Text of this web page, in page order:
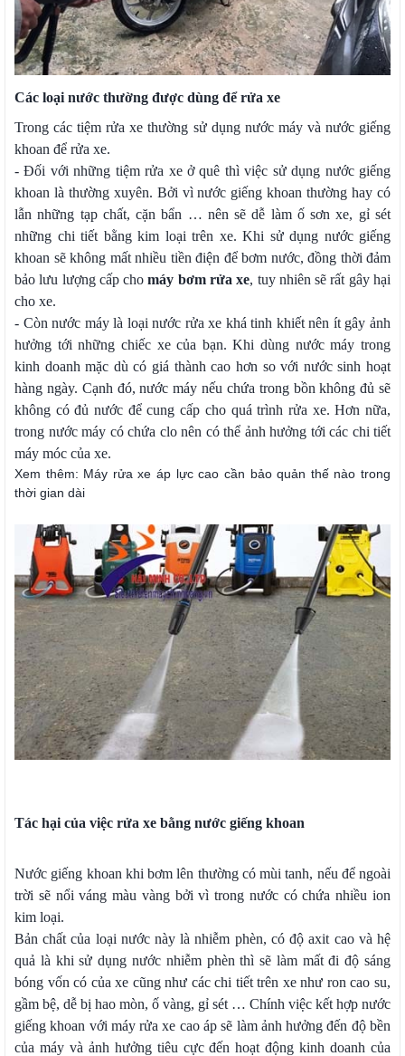
Các loại nước thường được dùng để rửa xe
Trong các tiệm rửa xe thường sử dụng nước máy và nước giếng
khoan để rửa xe.
- Đối với những tiệm rửa xe ở quê thì việc sử dụng nước giếng
khoan là thường xuyên. Bởi vì nước giếng khoan thường hay có
lẫn những tạp chất, cặn bẩn … nên sẽ dễ làm ố sơn xe, gỉ sét
những chi tiết bằng kim loại trên xe. Khi sử dụng nước giếng
khoan sẽ không mất nhiều tiền điện để bơm nước, đồng thời đảm
bảo lưu lượng cấp chomáy bơm rửa xe, tuy nhiên sẽ rất gây hại
cho xe.
- Còn nước máy là loại nước rửa xe khá tinh khiết nên ít gây ảnh
hưởng tới những chiếc xe của bạn. Khi dùng nước máy trong
kinh doanh mặc dù có giá thành cao hơn so với nước sinh hoạt
hàng ngày. Cạnh đó, nước máy nếu chứa trong bồn không đủ sẽ
không có đủ nước để cung cấp cho quá trình rửa xe. Hơn nữa,
trong nước máy có chứa clo nên có thể ảnh hưởng tới các chi tiết
máy móc của xe.
Xem thêm: Máy rửa xe áp lực cao cần bảo quản thế nào trong
thời gian dài
Tác hại của việc rửa xe bằng nước giếng khoan
Nước giếng khoan khi bơm lên thường có mùi tanh, nếu để ngoài
trời sẽ nổi váng màu vàng bởi vì trong nước có chứa nhiều ion
kim loại.
Bản chất của loại nước này là nhiễm phèn, có độ axit cao và hệ
quả là khi sử dụng nước nhiễm phèn thì sẽ làm mất đi độ sáng
bóng vốn có của xe cũng như các chi tiết trên xe như ron cao su,
gầm bệ, dễ bị hao mòn, ố vàng, gỉ sét … Chính việc kết hợp nước
giếng khoan với máy rửa xe cao áp sẽ làm ảnh hưởng đến độ bền
của máy và ảnh hưởng tiêu cực đến hoạt động kinh doanh của